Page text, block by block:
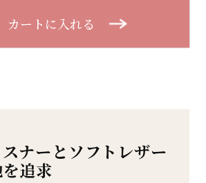
カートに入れる
ナーとソフトレザー
追求